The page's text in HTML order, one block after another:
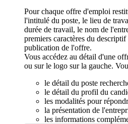
Pour chaque offre d'emploi
l'intitulé du poste, le lieu de
durée de travail, le nom de
premiers caractères du
publication de l'offre.
Vous accédez au détail d'une
ou sur le logo sur la gauche.
le détail du poste
le détail du profil du
les modalités pour
la présentation de
les informations